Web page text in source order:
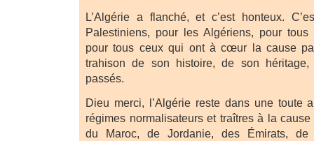
L’Algérie a flanché, et c’est honteux.
Palestiniens, pour les Algériens, pour tous
pour tous ceux qui ont à cœur la cause
trahison de son histoire, de son héritage,
passés.
Dieu merci, l’Algérie reste dans une toute
régimes normalisateurs et traîtres à la cause
du Maroc, de Jordanie, des Émirats, de